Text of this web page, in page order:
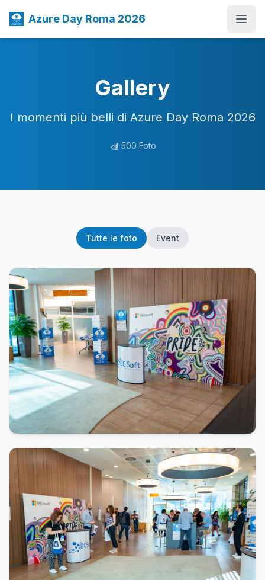
Azure Day Roma 2026
Gallery
I momenti più belli di Azure Day Roma 2026
500 Foto
Tutte le foto Event